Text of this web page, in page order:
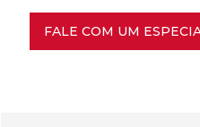
FALE COM UM